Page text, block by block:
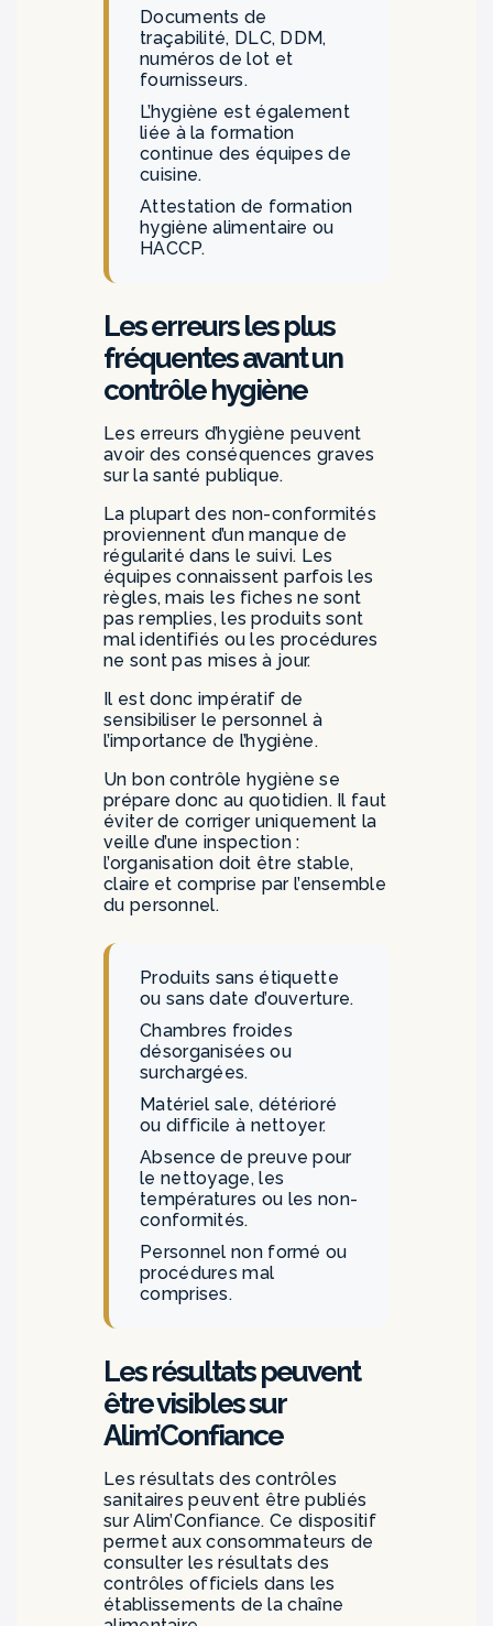
Documents de
traçabilité, DLC, DDM,
numéros de lot et
fournisseurs.
L’hygiène est également
liée à la formation
continue des équipes de
cuisine.
Attestation de formation
hygiène alimentaire ou
HACCP.
Les erreurs les plus
fréquentes avant un
contrôle hygiène
Les erreurs d’hygiène peuvent
avoir des conséquences graves
sur la santé publique.
La plupart des non-conformités
proviennent d’un manque de
régularité dans le suivi. Les
équipes connaissent parfois les
règles, mais les fiches ne sont
pas remplies, les produits sont
mal identifiés ou les procédures
ne sont pas mises à jour.
Il est donc impératif de
sensibiliser le personnel à
l’importance de l’hygiène.
Un bon contrôle hygiène se
prépare donc au quotidien. Il faut
éviter de corriger uniquement la
veille d’une inspection :
l’organisation doit être stable,
claire et comprise par l’ensemble
du personnel.
Produits sans étiquette
ou sans date d’ouverture.
Chambres froides
désorganisées ou
surchargées.
Matériel sale, détérioré
ou difficile à nettoyer.
Absence de preuve pour
le nettoyage, les
températures ou les non-
conformités.
Personnel non formé ou
procédures mal
comprises.
Les résultats peuvent
être visibles sur
Alim’Confiance
Les résultats des contrôles
sanitaires peuvent être publiés
sur Alim’Confiance. Ce dispositif
permet aux consommateurs de
consulter les résultats des
contrôles officiels dans les
établissements de la chaîne